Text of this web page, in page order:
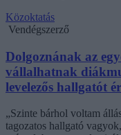
Közoktatás
Vendégszerző
Dolgoznának az
vállalhatnak
levelezős hallgatót
„Szinte bárhol voltam
tagozatos hallgató